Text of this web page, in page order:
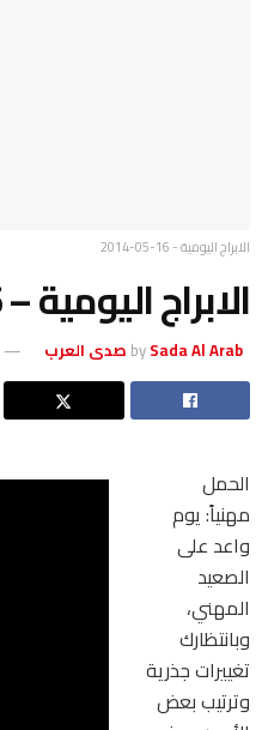
الابراج اليومية - 16-05-2014
الابراج اليومية – 16-05-2014
bySada Al Arab صدى العرب
الحمل
مهنياً: يوم
واعد على
الصعيد
المهني،
وبانتظارك
تغييرات جذرية
وترتيب بعض